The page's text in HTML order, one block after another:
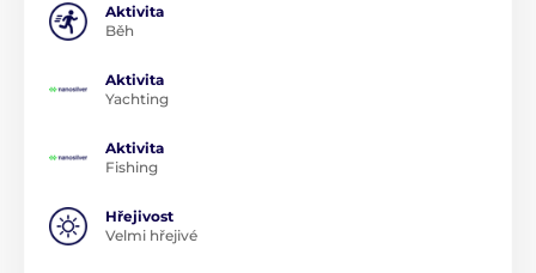
Aktivita
Běh
Aktivita
Yachting
Aktivita
Fishing
Hřejivost
Velmi hřejivé